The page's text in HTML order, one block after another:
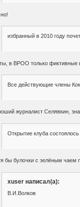
избранный в 2010 году
в ВРОО только фиктивные
Все действующие члены
журналист Селявкин,
Открытие клуба
бы булочки с зелёным чаем
xuser написал(а):
В.И.Волков